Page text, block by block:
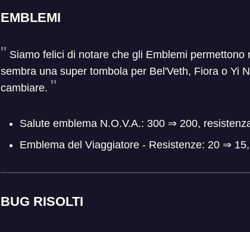
EMBLEMI
Siamo felici di notare che gli Emblemi
sembra una super tombola per Bel'Veth, Fiora o Yi
cambiare.
Salute emblema N.O.V.A.: 300 ⇒ 200,
Emblema del Viaggiatore - Resistenze: 20 ⇒
BUG RISOLTI